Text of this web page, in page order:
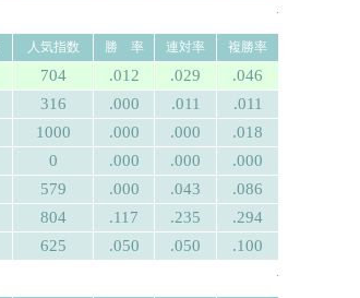
.
人気指数 勝 率 連対率
複勝率
704 .012 .029 .046
316 .000 .011 .011
1000 .000 .000 .018
0 .000 .000 .000
579 .000 .043 .086
804 .117 .235 .294
625 .050 .050 .100
.